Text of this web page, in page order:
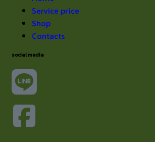
Service price
Shop
Contacts
social media